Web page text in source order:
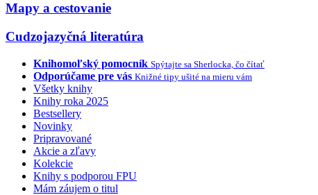
Mapy a cestovanie
Cudzojazyčná literatúra
Knihomoľský pomocník Spýtajte sa Sherlocka, čo čítať
Odporúčame pre vás Knižné tipy ušité na mieru vám
Všetky knihy
Knihy roka 2025
Bestsellery
Novinky
Pripravované
Akcie a zľavy
Kolekcie
Knihy s podporou FPU
Mám záujem o titul